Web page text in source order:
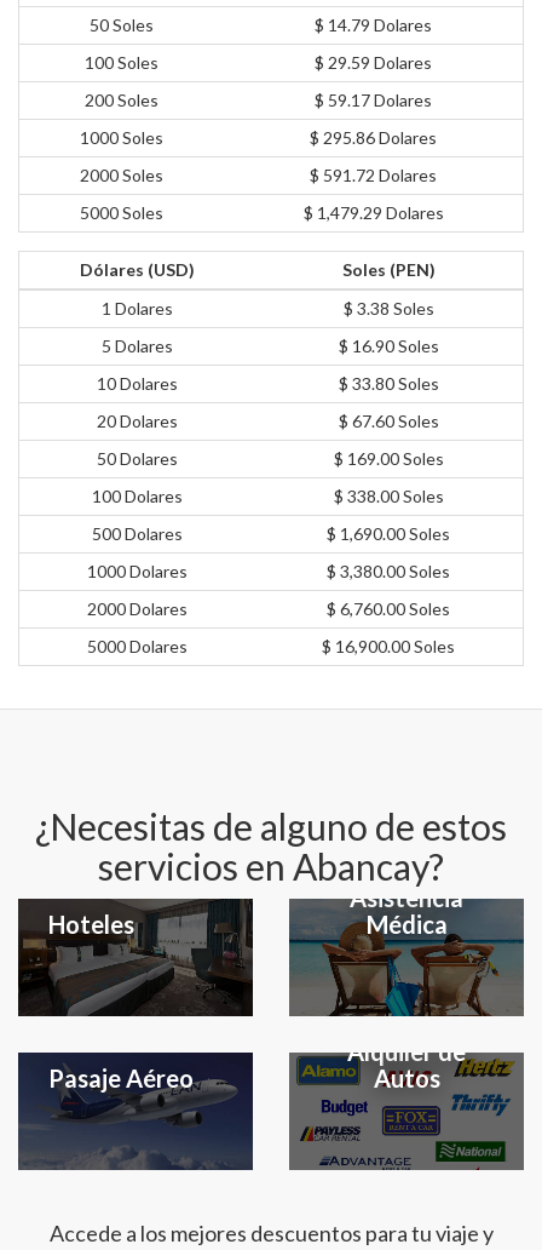
50 Soles
$ 14.79 Dolares
100 Soles
$ 29.59 Dolares
200 Soles
$ 59.17 Dolares
1000 Soles
$ 295.86 Dolares
2000 Soles
$ 591.72 Dolares
5000 Soles
$ 1,479.29 Dolares
Dólares (USD)
Soles (PEN)
1 Dolares
$ 3.38 Soles
5 Dolares
$ 16.90 Soles
10 Dolares
$ 33.80 Soles
20 Dolares
$ 67.60 Soles
50 Dolares
$ 169.00 Soles
100 Dolares
$ 338.00 Soles
500 Dolares
$ 1,690.00 Soles
1000 Dolares
$ 3,380.00 Soles
2000 Dolares
$ 6,760.00 Soles
5000 Dolares
$ 16,900.00 Soles
¿Necesitas de alguno de estos
servicios en Abancay?
Hoteles
Seguro y
Asistencia
Médica
Pasaje Aéreo
Alquiler de
Autos
Accede a los mejores descuentos para tu viaje y